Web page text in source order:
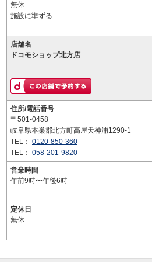
無休
施設に準ずる
店舗名
ドコモショップ北方店
住所/電話番号
〒501-0458
岐阜県本巣郡北方町高屋天神浦1290-1
TEL： 0120-850-360
TEL： 058-201-9820
営業時間
午前9時〜午後6時
定休日
無休